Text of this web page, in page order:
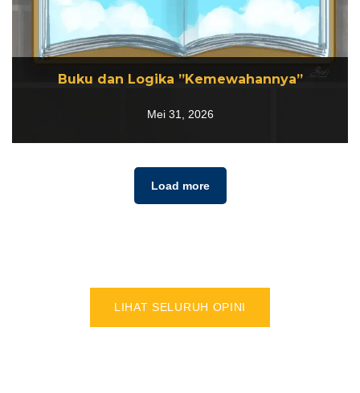
Buku dan Logika ”Kemewahannya”
Mei 31, 2026
Buku dan Logika ”Kemewahannya”
Mei 31, 2026
Load more
LIHAT SELURUH OPINI